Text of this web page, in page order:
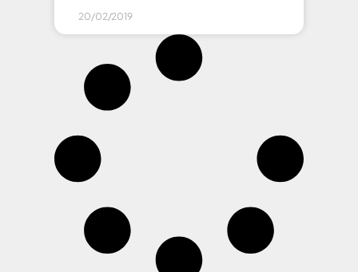
20/02/2019